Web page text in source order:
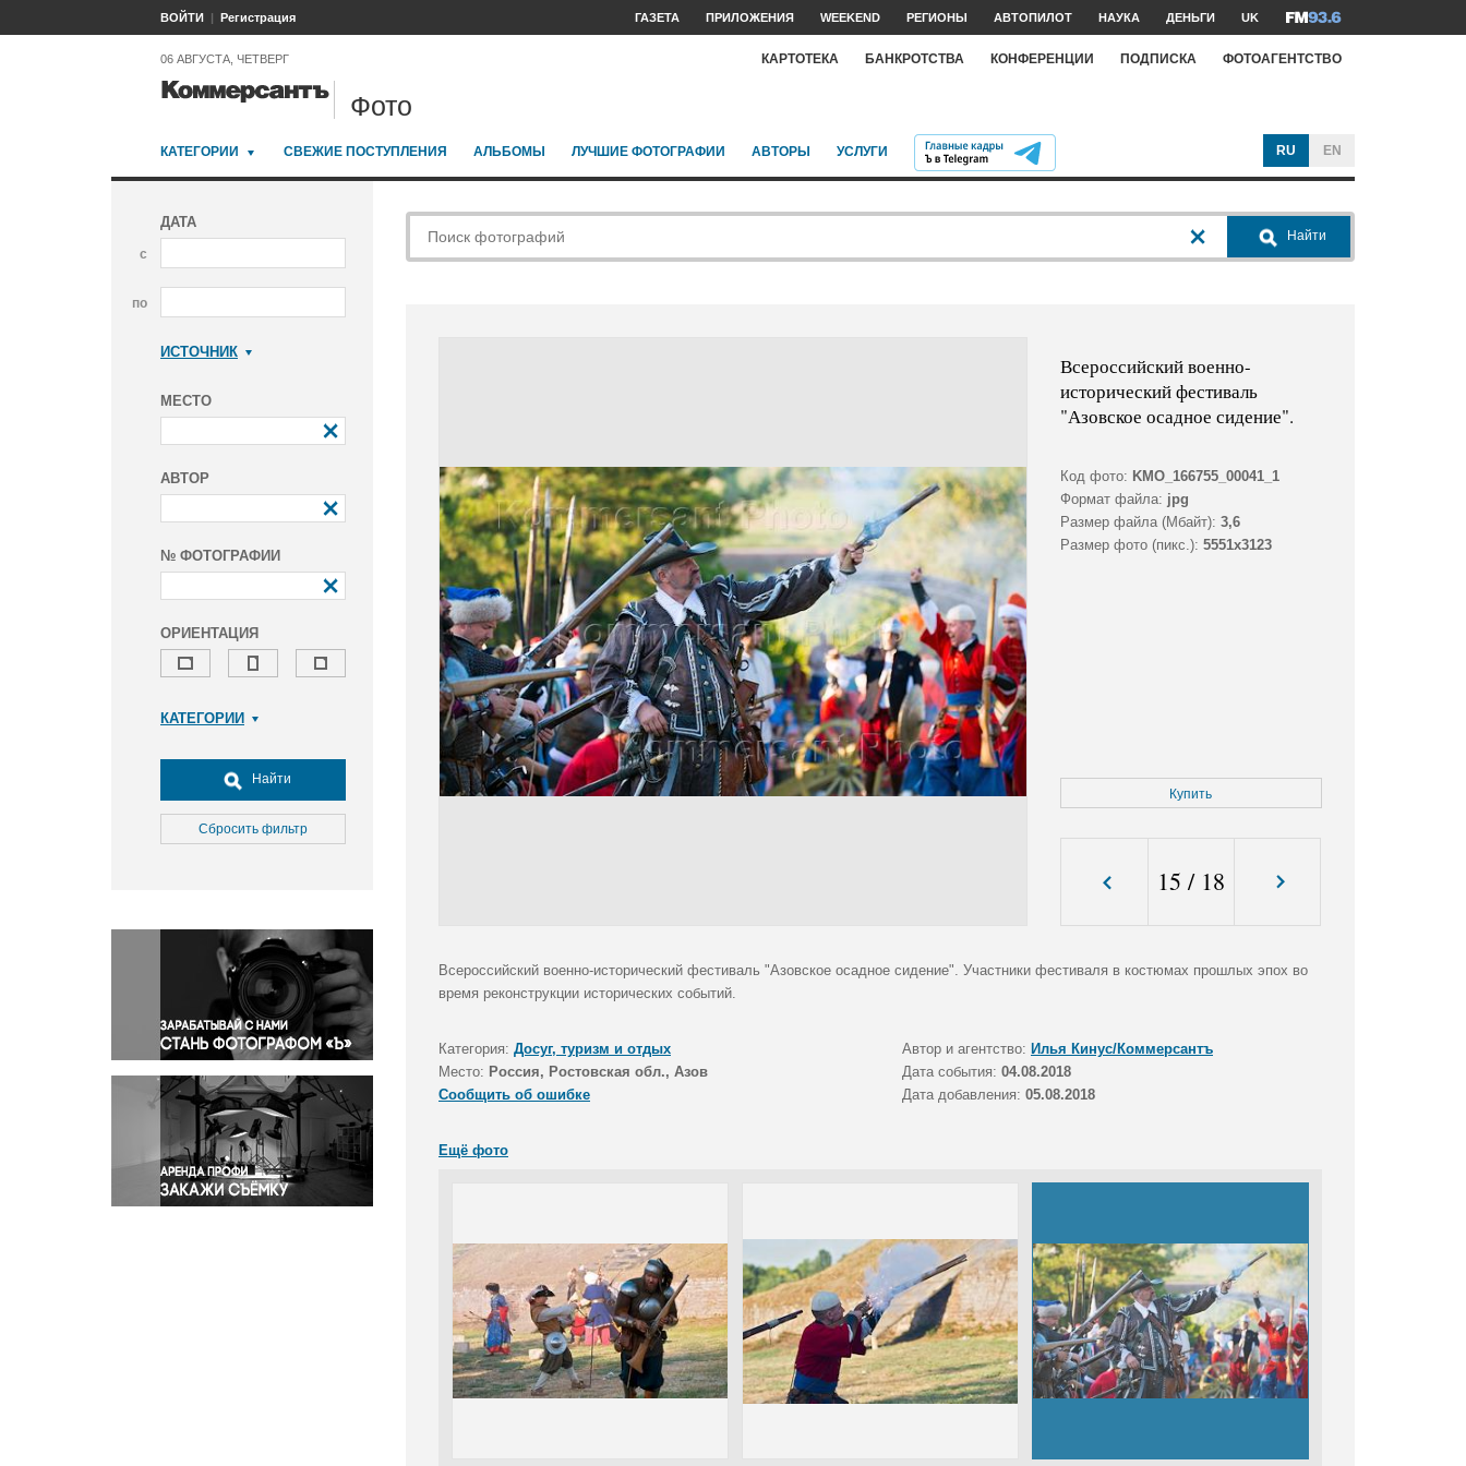
ВОЙТИ Регистрация ГАЗЕТА ПРИЛОЖЕНИЯ WEEKEND РЕГИОНЫ АВТОПИЛОТ НАУКА ДЕНЬГИ UK
06 АВГУСТА, ЧЕТВЕРГ КАРТОТЕКА БАНКРОТСТВА КОНФЕРЕНЦИИ ПОДПИСКА ФОТОАГЕНТСТВО
Фото
КАТЕГОРИИ СВЕЖИЕ ПОСТУПЛЕНИЯ АЛЬБОМЫ ЛУЧШИЕ ФОТОГРАФИИ АВТОРЫ УСЛУГИ RU EN
ДАТА
с
по
ИСТОЧНИК
МЕСТО
АВТОР
№ ФОТОГРАФИИ
ОРИЕНТАЦИЯ
КАТЕГОРИИ
Досуг, туризм и отдых
Культура
Медицина
Окружающая среда
Политика
Правосудие
Происшествия и конфликты
Религия
Светская жизнь
Спорт
Экология
Экономика и бизнес
Найти
Сбросить фильтр
Найти
Всероссийский военно-
исторический фестиваль
"Азовское осадное сидение".
Код фото: KMO_166755_00041_1
Формат файла: jpg
Размер файла (Мбайт): 3,6
Размер фото (пикс.): 5551x3123
Купить
15 / 18
Всероссийский военно-исторический фестиваль "Азовское осадное сидение". Участники фестиваля в костюмах прошлых эпох во
время реконструкции исторических событий.
Категория: Досуг, туризм и отдых Автор и агентство: Илья Кинус/Коммерсантъ
Место: Россия, Ростовская обл., Азов Дата события: 04.08.2018
Сообщить об ошибке
Дата добавления: 05.08.2018
Ещё фото